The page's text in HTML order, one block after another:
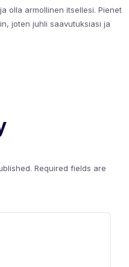
olla armollinen itsellesi. Pienet
joten juhli saavutuksiasi ja
Required fields are